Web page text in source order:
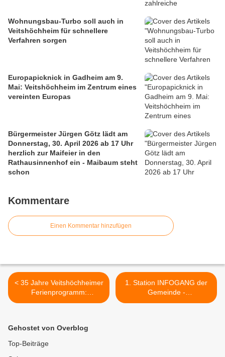
Wohnungsbau-Turbo soll auch in
Veitshöchheim für schnellere
Verfahren sorgen
Europapicknick in Gadheim am 9.
Mai: Veitshöchheim im Zentrum eines
vereinten Europas
Bürgermeister Jürgen Götz lädt am
Donnerstag, 30. April 2026 ab 17 Uhr
herzlich zur Maifeier in den
Rathausinnenhof ein - Maibaum steht
schon
Kommentare
Einen Kommentar hinzufügen
< 35 Jahre Veitshöchheimer
Ferienprogramm:
Bürgermeister verloste nun
1. Station INFOGANG der
Gemeinde -
Familienkompetenzzentrum
Gehostet von Overblog
Top-Beiträge